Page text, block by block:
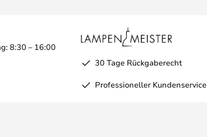
8:30 – 16:00
30 Tage Rückgaberecht
Professioneller Kundenservice